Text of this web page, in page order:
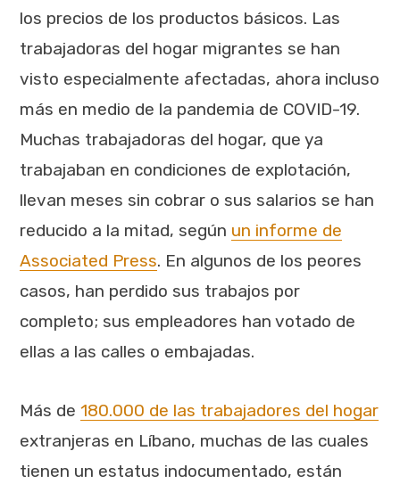
los precios de los productos básicos. Las
trabajadoras del hogar migrantes se han
visto especialmente afectadas, ahora incluso
más en medio de la pandemia de COVID-19.
Muchas trabajadoras del hogar, que ya
trabajaban en condiciones de explotación,
llevan meses sin cobrar o sus salarios se han
reducido a la mitad, según un informe de
Associated Press. En algunos de los peores
casos, han perdido sus trabajos por
completo; sus empleadores han votado de
ellas a las calles o embajadas.
Más de 180.000 de las trabajadores del hogar
extranjeras en Líbano, muchas de las cuales
tienen un estatus indocumentado, están